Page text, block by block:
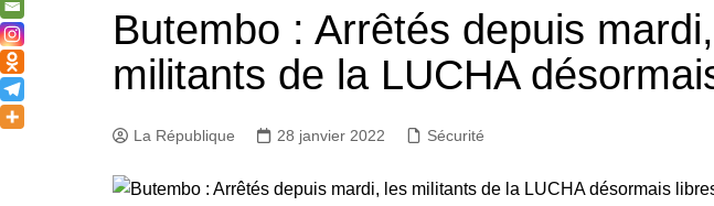
Butembo : Arrêtés depuis
militants de la LUCHA
La République 28 janvier 2022 Sécurité